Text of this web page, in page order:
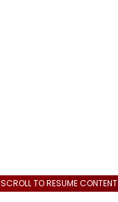
SCROLL TO RESUME CONTENT